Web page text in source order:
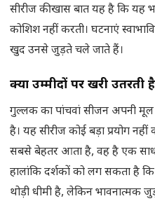
सीरीज की खास बात यह है कि यह
कोशिश नहीं करती। घटनाएं
खुद उनसे जुड़ते चले जाते हैं।
क्या उम्मीदों पर खरी
गुल्लक का पांचवां सीजन अपनी
है। यह सीरीज कोई बड़ा प्रयोग
सबसे बेहतर आता है, वह है एक
हालांकि दर्शकों को लग सकता है
थोड़ी धीमी है, लेकिन भावनात्मक